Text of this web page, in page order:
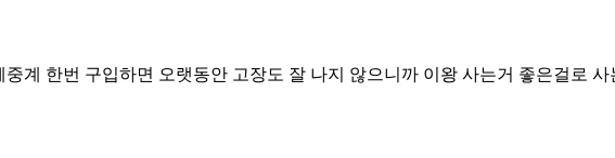
중계 한번 구입하면 오랫동안 고장도 잘 나지 않으니까 이왕 사는거 좋은걸로